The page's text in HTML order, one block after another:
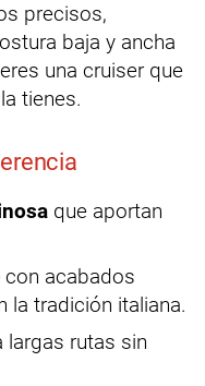
precisos,
baja y ancha
una cruiser que
tienes.
que aportan
con acabados
la tradición italiana.
largas rutas sin